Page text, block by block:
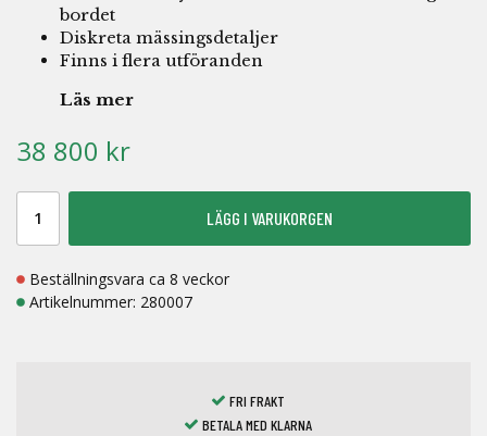
bordet
Diskreta mässingsdetaljer
Finns i flera utföranden
Läs mer
38 800 kr
LÄGG I VARUKORGEN
Beställningsvara ca 8 veckor
Artikelnummer: 280007
FRI FRAKT
BETALA MED KLARNA